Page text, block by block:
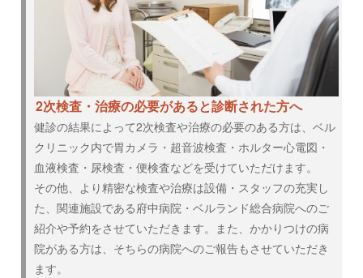
2次検査・治療の必要があると診断された方へ
健診の結果によって2次検査や治療の必要のある方は、ベル
クリニック内で胃カメラ・超音波検査・ホルター心電図・
血液検査・尿検査・便検査などを受けていただけます。
その他、より精密な検査や治療は設備・スタッフの充実し
た、関連施設である府中病院・ベルランド総合病院へのご
紹介や予約をさせていただきます。また、かかりつけの病
院がある方は、そちらの病院へのご報告もさせていただき
ます。